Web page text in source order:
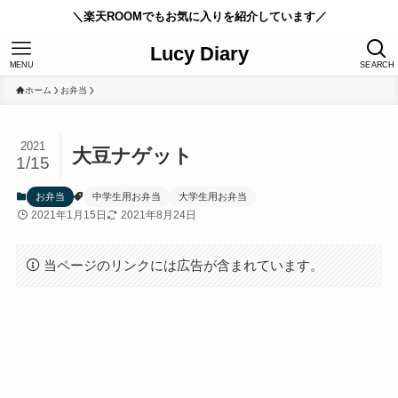
＼楽天ROOMでもお気に入りを紹介しています／
Lucy Diary SEARCH
MENU
ホーム お弁当
大豆ナゲット
2021
1/15
お弁当 中学生用お弁当 大学生用お弁当
2021年1月15日 2021年8月24日
当ページのリンクには広告が含まれています。